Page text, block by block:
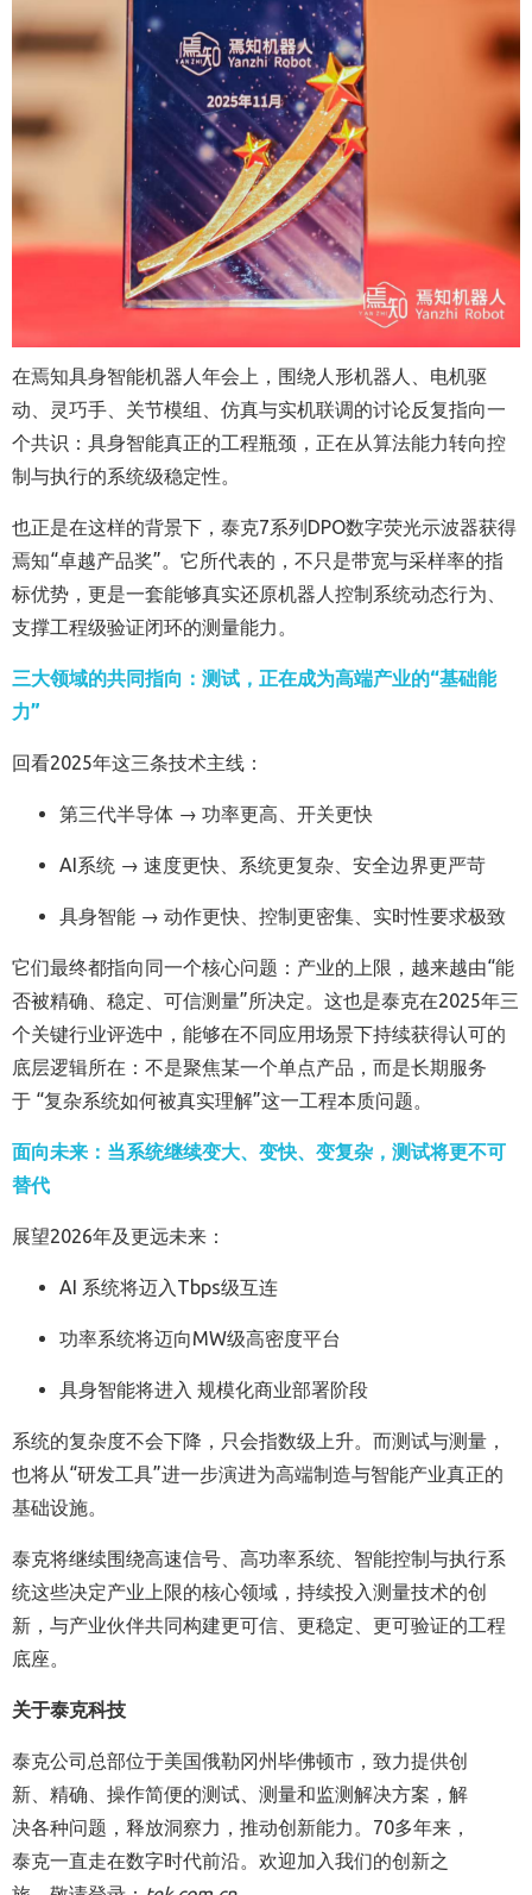
在焉知具身智能机器人年会上，围绕人形机器人、电机驱
动、灵巧手、关节模组、仿真与实机联调的讨论反复指向一
个共识：具身智能真正的工程瓶颈，正在从算法能力转向控
制与执行的系统级稳定性。
也正是在这样的背景下，泰克7系列DPO数字荧光示波器获得
焉知“卓越产品奖”。它所代表的，不只是带宽与采样率的指
标优势，更是一套能够真实还原机器人控制系统动态行为、
支撑工程级验证闭环的测量能力。
三大领域的共同指向：测试，正在成为高端产业的“基础能
力”
回看2025年这三条技术主线：
第三代半导体 → 功率更高、开关更快
AI系统 → 速度更快、系统更复杂、安全边界更严苛
具身智能 → 动作更快、控制更密集、实时性要求极致
它们最终都指向同一个核心问题：产业的上限，越来越由“能
否被精确、稳定、可信测量”所决定。这也是泰克在2025年三
个关键行业评选中，能够在不同应用场景下持续获得认可的
底层逻辑所在：不是聚焦某一个单点产品，而是长期服务
于 “复杂系统如何被真实理解”这一工程本质问题。
面向未来：当系统继续变大、变快、变复杂，测试将更不可
替代
展望2026年及更远未来：
AI 系统将迈入Tbps级互连
功率系统将迈向MW级高密度平台
具身智能将进入 规模化商业部署阶段
系统的复杂度不会下降，只会指数级上升。而测试与测量，
也将从“研发工具”进一步演进为高端制造与智能产业真正的
基础设施。
泰克将继续围绕高速信号、高功率系统、智能控制与执行系
统这些决定产业上限的核心领域，持续投入测量技术的创
新，与产业伙伴共同构建更可信、更稳定、更可验证的工程
底座。
关于泰克科技
泰克公司总部位于美国俄勒冈州毕佛顿市，致力提供创
新、精确、操作简便的测试、测量和监测解决方案，解
决各种问题，释放洞察力，推动创新能力。70多年来，
泰克一直走在数字时代前沿。欢迎加入我们的创新之